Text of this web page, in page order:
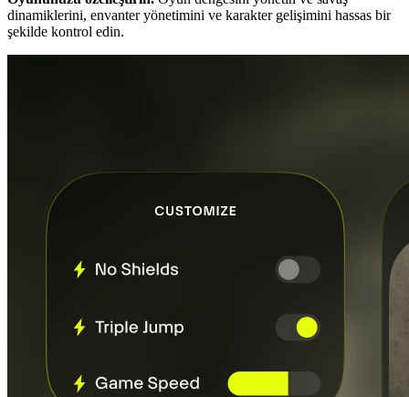
dinamiklerini, envanter yönetimini ve karakter gelişimini hassas bir
şekilde kontrol edin.